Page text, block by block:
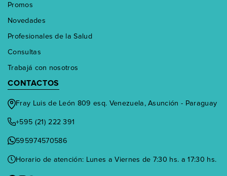
Promos
Novedades
Profesionales de la Salud
Consultas
Trabajá con nosotros
CONTACTOS
Fray Luis de León 809 esq. Venezuela, Asunción - Paraguay
+595 (21) 222 391
595974570586
Horario de atención: Lunes a Viernes de 7:30 hs. a 17:30 hs.